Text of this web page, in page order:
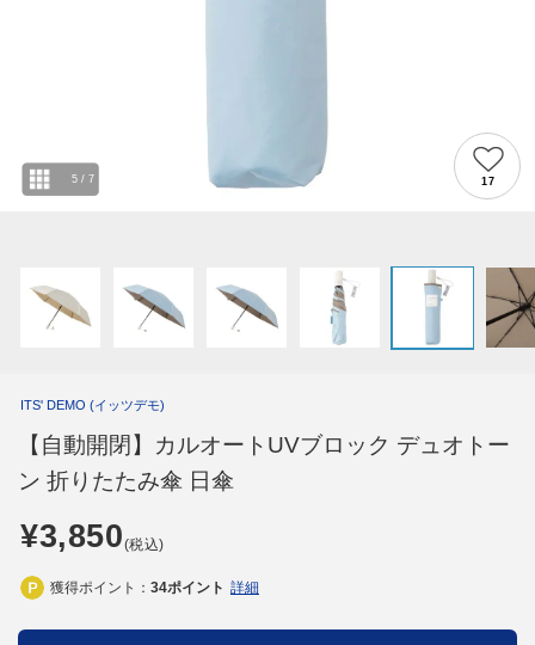
5 / 7 17
ITS' DEMO (イッツデモ)
【自動開閉】カルオートUVブロック デュオトー
ン 折りたたみ傘 日傘
¥3,850(税込)
獲得ポイント： 34ポイント 詳細